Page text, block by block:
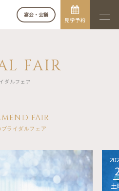
宴会・会議
見学予約
FAIR
ダルフェア
FAIR
ライダルフェア
土